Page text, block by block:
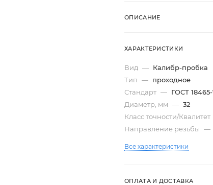
ОПИСАНИЕ
ХАРАКТЕРИСТИКИ
Вид — Калибр-пробка
Тип — проходное
Стандарт — ГОСТ
Диаметр, мм — 32
Класс точности/Квалитет
Направление резьбы —
Все характеристики
ОПЛАТА И ДОСТАВКА